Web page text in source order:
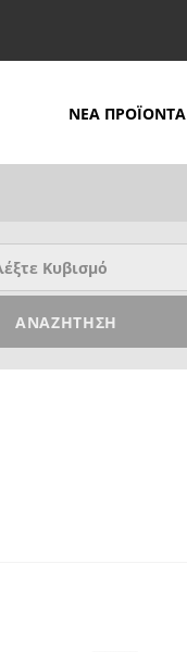
ΝΕΑ ΠΡΟΪΟΝΤΑ
ΑΝΑΖΉΤΗΣΗ